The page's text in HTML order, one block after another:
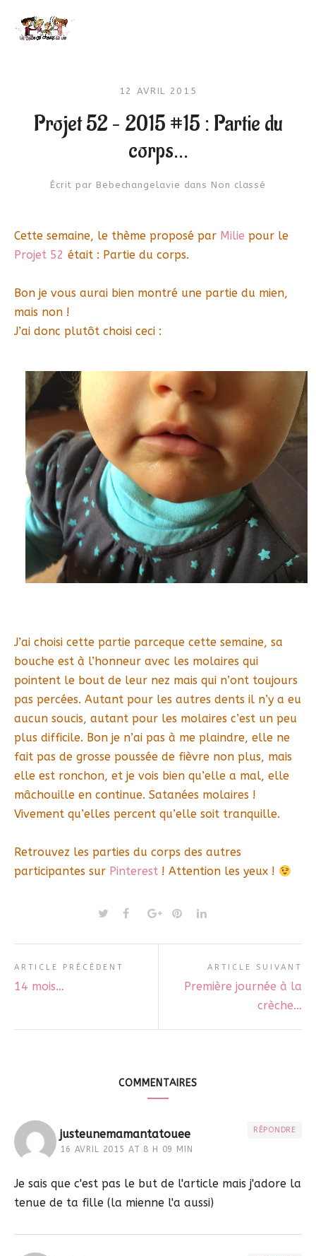
12 AVRIL 2015
Projet 52 – 2015 #15 : Partie du
corps…
Écrit par Bebechangelavie dans Non classé
Cette semaine, le thème proposé par Milie pour le
Projet 52 était : Partie du corps.
Bon je vous aurai bien montré une partie du mien,
mais non !
J’ai donc plutôt choisi ceci :
J’ai choisi cette partie parceque cette semaine, sa
bouche est à l’honneur avec les molaires qui
pointent le bout de leur nez mais qui n’ont toujours
pas percées. Autant pour les autres dents il n’y a eu
aucun soucis, autant pour les molaires c’est un peu
plus difficile. Bon je n’ai pas à me plaindre, elle ne
fait pas de grosse poussée de fièvre non plus, mais
elle est ronchon, et je vois bien qu’elle a mal, elle
mâchouille en continue. Satanées molaires !
Vivement qu’elles percent qu’elle soit tranquille.
Retrouvez les parties du corps des autres
participantes sur Pinterest ! Attention les yeux !
ARTICLE PRÉCÉDENT
14 mois…
ARTICLE SUIVANT
Première journée à la
crèche…
COMMENTAIRES
justeunemamantatouee
16 AVRIL 2015 AT 8 H 09 MIN
RÉPONDRE
Je sais que c'est pas le but de l'article mais j'adore la
tenue de ta fille (la mienne l'a aussi)